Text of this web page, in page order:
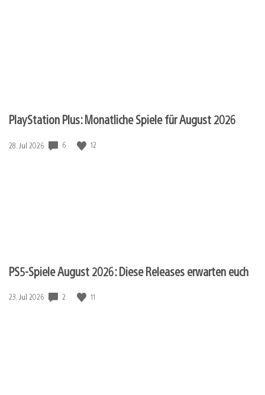
PlayStation Plus: Monatliche Spiele für August 2026
Veröffentlichungsdatum:
28. Jul 2026 6 12
PS5-Spiele August 2026: Diese Releases erwarten euch
Veröffentlichungsdatum:
23. Jul 2026 2 11